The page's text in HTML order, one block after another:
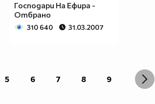
Господари На Ефира -
Отбрано
310 640 31.03.2007
5 6 7 8 9